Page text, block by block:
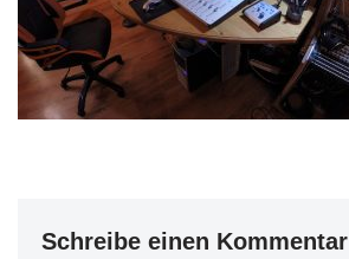
Schreibe einen Kommentar